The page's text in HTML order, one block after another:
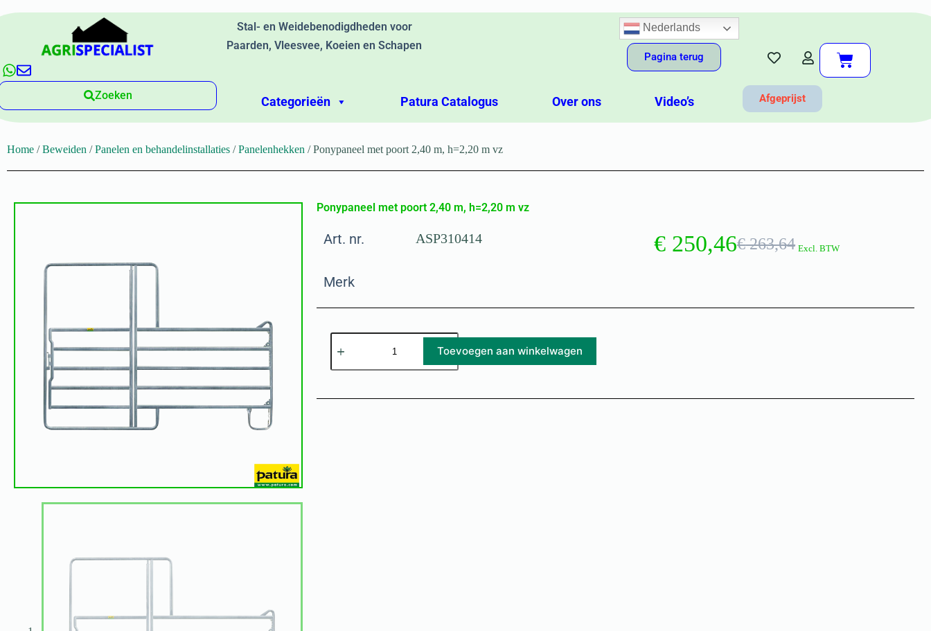
Stal- en Weidebenodigdheden voor
Paarden, Vleesvee, Koeien en Schapen
Nederlands
Pagina terug
Zoeken Categorieën Patura Catalogus Over ons Video’s Afgeprijst
Home /Beweiden /Panelen en behandelinstallaties /Panelenhekken / Ponypaneel met poort 2,40 m, h=2,20 m vz
Ponypaneel met poort 2,40 m, h=2,20 m vz
Art. nr. ASP310414 €263,64
€ 250,46 Excl. BTW
Merk
Toevoegen aan winkelwagen